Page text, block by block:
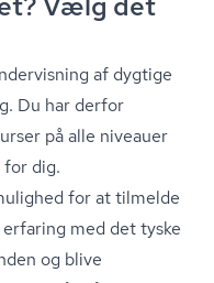
af dygtige
Du har derfor
på alle niveauer
dig.
for at tilmelde
med det tyske
og blive